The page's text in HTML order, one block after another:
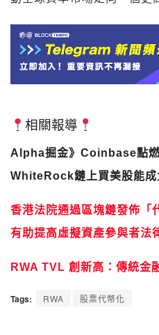
相關報導
Alpha掘金》Coinbase點燃
WhiteRock鏈上買美股能成
香港法院通過區塊鏈發佈「
有助提高虛擬資產參與者法
RWA TVL 創新高：傳統金
Tags: RWA 股票代幣化